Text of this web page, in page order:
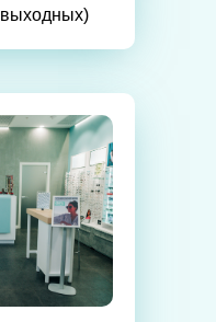
выходных)